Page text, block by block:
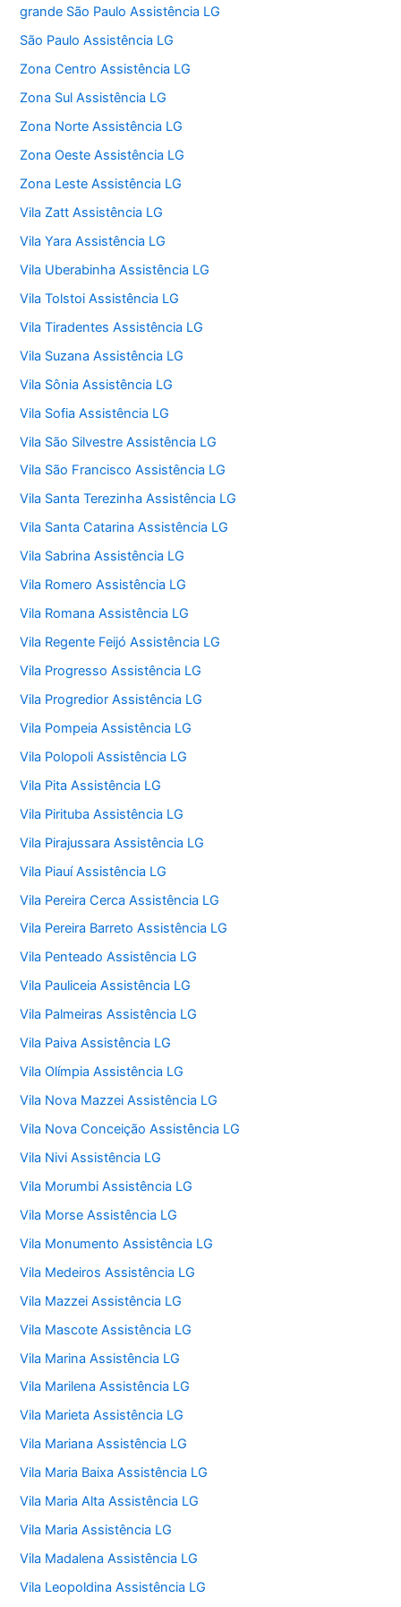
grande São Paulo Assistência LG
São Paulo Assistência LG
Zona Centro Assistência LG
Zona Sul Assistência LG
Zona Norte Assistência LG
Zona Oeste Assistência LG
Zona Leste Assistência LG
Vila Zatt Assistência LG
Vila Yara Assistência LG
Vila Uberabinha Assistência LG
Vila Tolstoi Assistência LG
Vila Tiradentes Assistência LG
Vila Suzana Assistência LG
Vila Sônia Assistência LG
Vila Sofia Assistência LG
Vila São Silvestre Assistência LG
Vila São Francisco Assistência LG
Vila Santa Terezinha Assistência LG
Vila Santa Catarina Assistência LG
Vila Sabrina Assistência LG
Vila Romero Assistência LG
Vila Romana Assistência LG
Vila Regente Feijó Assistência LG
Vila Progresso Assistência LG
Vila Progredior Assistência LG
Vila Pompeia Assistência LG
Vila Polopoli Assistência LG
Vila Pita Assistência LG
Vila Pirituba Assistência LG
Vila Pirajussara Assistência LG
Vila Piauí Assistência LG
Vila Pereira Cerca Assistência LG
Vila Pereira Barreto Assistência LG
Vila Penteado Assistência LG
Vila Pauliceia Assistência LG
Vila Palmeiras Assistência LG
Vila Paiva Assistência LG
Vila Olímpia Assistência LG
Vila Nova Mazzei Assistência LG
Vila Nova Conceição Assistência LG
Vila Nivi Assistência LG
Vila Morumbi Assistência LG
Vila Morse Assistência LG
Vila Monumento Assistência LG
Vila Medeiros Assistência LG
Vila Mazzei Assistência LG
Vila Mascote Assistência LG
Vila Marina Assistência LG
Vila Marilena Assistência LG
Vila Marieta Assistência LG
Vila Mariana Assistência LG
Vila Maria Baixa Assistência LG
Vila Maria Alta Assistência LG
Vila Maria Assistência LG
Vila Madalena Assistência LG
Vila Leopoldina Assistência LG